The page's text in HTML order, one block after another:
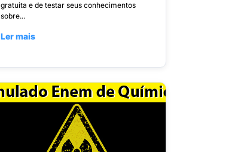
gratuita e de testar seus conhecimentos
sobre...
Ler mais